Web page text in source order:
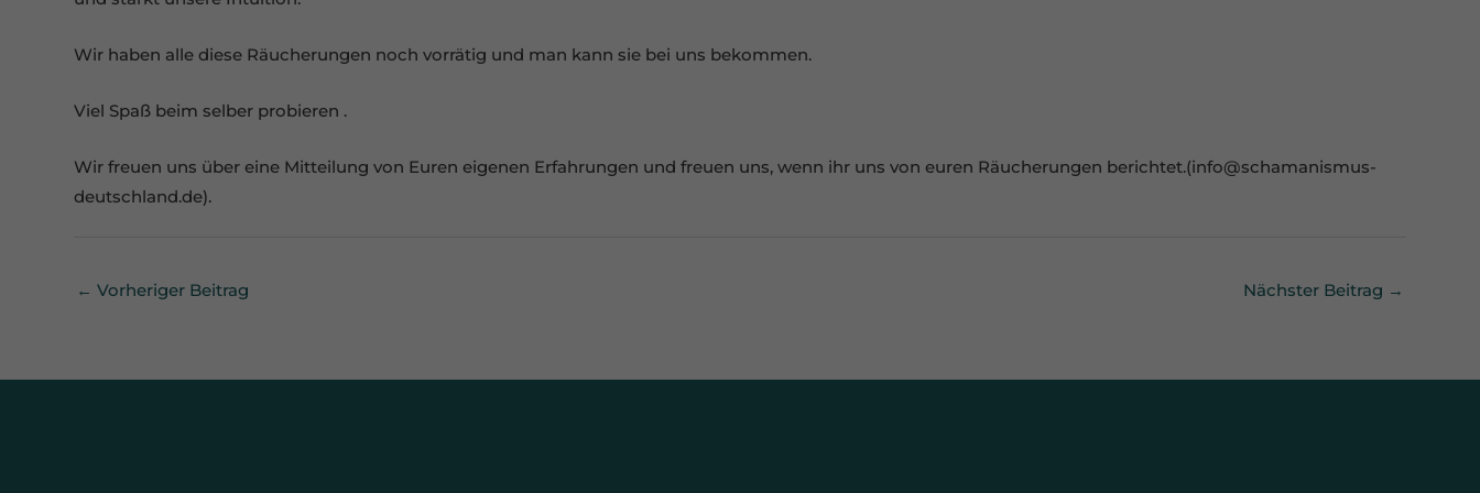
Wir haben alle diese Räucherungen noch vorrätig und man kann sie bei uns bekommen.
Viel Spaß beim selber probieren .
Wir freuen uns über eine Mitteilung von Euren eigenen Erfahrungen und freuen uns, wenn ihr uns von euren Räucherungen berichtet.(info@schamanismus-
deutschland.de).
← Vorheriger Beitrag Nächster Beitrag →
Cookie-Informationen anzeigen
standardmäßig blockiert. Wenn Cookies von externen Medien akzeptiert werden,